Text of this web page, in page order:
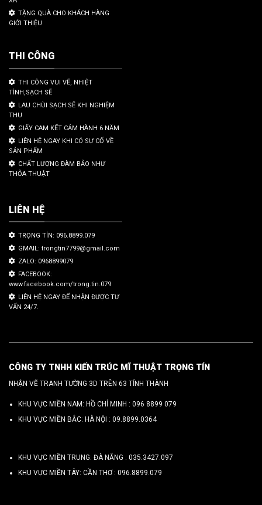
TẶNG QUÀ CHO KHÁCH HÀNG
GIỚI THIỆU
THI CÔNG
THI CÔNG VUI VẼ, NHIỆT
TÌNH,SẠCH SẼ
LAU CHÙI SẠCH SẼ KHI NGHIỆM
THU
GIẤY CAM KẾT CẢM HÀNH 6 NĂM
LIÊN HỆ NGAY KHI CÓ SỰ CỐ VỀ
SẢN PHẨM
CHẤT LƯỢNG ĐÀM BẢO NHƯ
THỎA THUẬT
LIÊN HỆ
TRỌNG TÍN: 096.8899.079
GMAIL: trongtin7799@gmail.com
ZALO: 0968899079
FACEBOOK:
www.facebook.com/trong.tin.079
LIÊN HỆ NGAY ĐỂ NHẬN ĐƯỢC TƯ
VẤN 24/7.
CÔNG TY TNHH KIẾN TRÚC MĨ THUẬT TRỌNG TÍN
NHẬN VẼ TRANH TƯỜNG 3D TRÊN 63 TỈNH THÀNH
KHU VỰC MIỀN NAM: HỒ CHÍ MINH : 096 8899 079
KHU VỰC MIỀN BẮC: HÀ NỘI : 09.8899.0364
KHU VỰC MIỀN TRUNG: ĐÀ NẴNG : 035.3427.097
KHU VỰC MIỀN TÂY: CẦN THƠ : 096.8899.079